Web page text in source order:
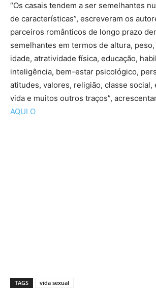
“Os casais tendem a ser semelhantes
de características”, escreveram os
parceiros românticos de longo prazo
semelhantes em termos de altura,
idade, atratividade física, educação,
inteligência, bem-estar psicológico,
atitudes, valores, religião, classe social,
vida e muitos outros traços”,
AQUI O
TAGS vida sexual